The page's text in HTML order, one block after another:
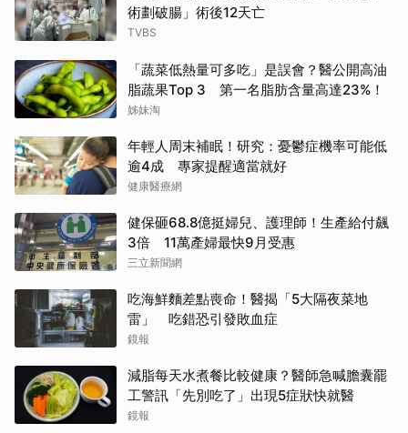
術劃破腸」術後12天亡
TVBS
「蔬菜低熱量可多吃」是誤會？醫公開高油
脂蔬果Top 3 第一名脂肪含量高達23%！
姊妹淘
年輕人周末補眠！研究：憂鬱症機率可能低
逾4成 專家提醒適當就好
健康醫療網
健保砸68.8億挺婦兒、護理師！生產給付飆
3倍 11萬產婦最快9月受惠
三立新聞網
吃海鮮麵差點喪命！醫揭「5大隔夜菜地
雷」 吃錯恐引發敗血症
鏡報
減脂每天水煮餐比較健康？醫師急喊膽囊罷
工警訊「先別吃了」出現5症狀快就醫
鏡報